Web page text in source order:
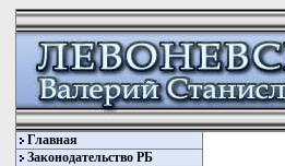
Главная
Законодательство РБ